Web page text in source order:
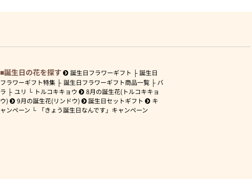
誕生日の花を探す 誕生日フラワーギフト
誕生日
フラワーギフト特集
誕生日フラワーギフト商品一覧
バ
ラ
ユリ トルコキキョウ
8月の誕生花(トルコキキョ
ウ)
9月の誕生花(リンドウ) 誕生日セットギフト
キ
ャンペーン
「きょう誕生日なんです」キャンペーン